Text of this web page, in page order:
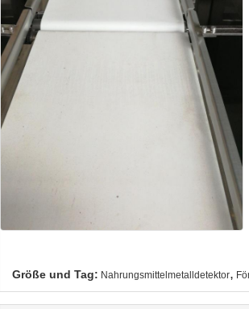
Größe und Tag: Nahrungsmittelmetalldetektor,